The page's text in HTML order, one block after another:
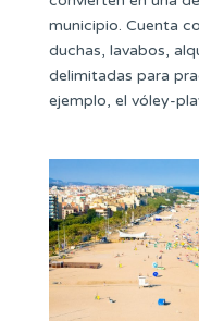
municipio. Cuenta
duchas, lavabos,
delimitadas para
ejemplo, el vóley-